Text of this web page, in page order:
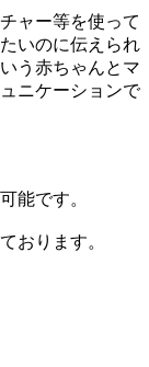
ャー等を使って
いのに伝えられ
う赤ちゃんとマ
ニケーションで
能です。
おります。